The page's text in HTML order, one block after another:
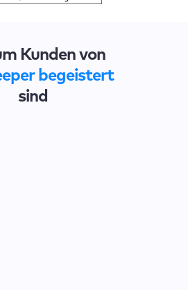
Kunden von
begeistert
sind